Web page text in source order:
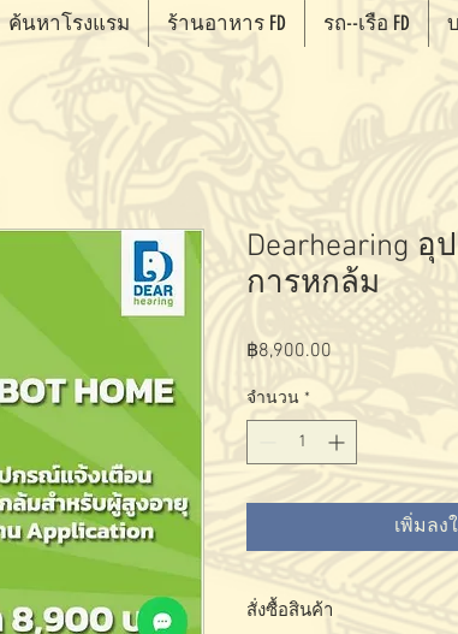
ค้นหาโรงแรม ร้านอาหาร FD รถ--เรือ FD
Dearhearing
การหกล้ม
฿8,900.00
จำนวน *
เพิ่มลง
สั่งซื้อสินค้า